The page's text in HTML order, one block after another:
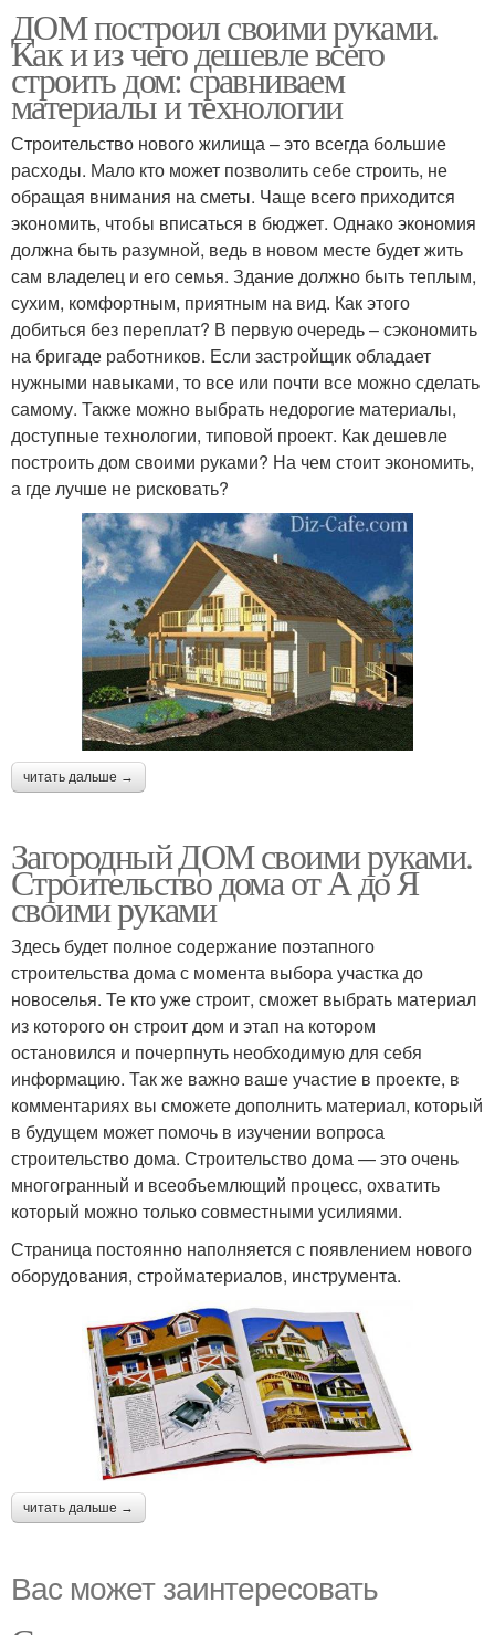
ДОМ построил своими руками.
Как и из чего дешевле всего
строить дом: сравниваем
материалы и технологии
Строительство нового жилища – это всегда большие
расходы. Мало кто может позволить себе строить, не
обращая внимания на сметы. Чаще всего приходится
экономить, чтобы вписаться в бюджет. Однако экономия
должна быть разумной, ведь в новом месте будет жить
сам владелец и его семья. Здание должно быть теплым,
сухим, комфортным, приятным на вид. Как этого
добиться без переплат? В первую очередь – сэкономить
на бригаде работников. Если застройщик обладает
нужными навыками, то все или почти все можно сделать
самому. Также можно выбрать недорогие материалы,
доступные технологии, типовой проект. Как дешевле
построить дом своими руками? На чем стоит экономить,
а где лучше не рисковать?
читать дальше →
Загородный ДОМ своими руками.
Строительство дома от А до Я
своими руками
Здесь будет полное содержание поэтапного
строительства дома с момента выбора участка до
новоселья. Те кто уже строит, сможет выбрать материал
из которого он строит дом и этап на котором
остановился и почерпнуть необходимую для себя
информацию. Так же важно ваше участие в проекте, в
комментариях вы сможете дополнить материал, который
в будущем может помочь в изучении вопроса
строительство дома. Строительство дома — это очень
многогранный и всеобъемлющий процесс, охватить
который можно только совместными усилиями.
Страница постоянно наполняется с появлением нового
оборудования, стройматериалов, инструмента.
читать дальше →
Вас может заинтересовать